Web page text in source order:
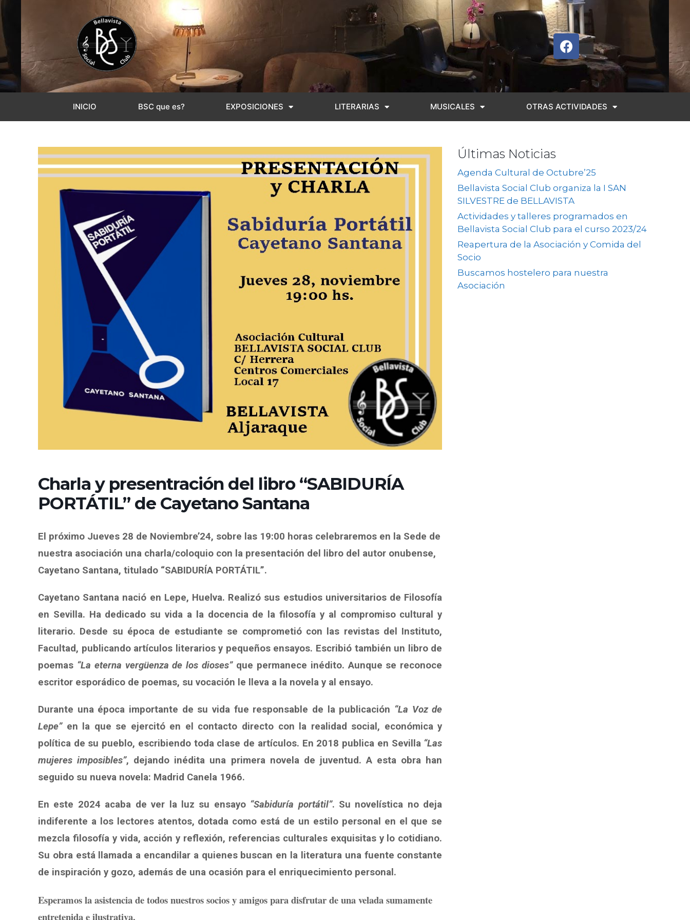
INICIO BSC que es? EXPOSICIONES LITERARIAS MUSICALES OTRAS ACTIVIDADES
Charla y presentración del libro “SABIDURÍA
PORTÁTIL” de Cayetano Santana
El próximo Jueves 28 de Noviembre’24, sobre las 19:00 horas celebraremos en la Sede de
nuestra asociación una charla/coloquio con la presentación del libro del autor onubense,
Cayetano Santana, titulado “SABIDURÍA PORTÁTIL”.
Cayetano Santana nació en Lepe, Huelva. Realizó sus estudios universitarios de Filosofía
en Sevilla. Ha dedicado su vida a la docencia de la filosofía y al compromiso cultural y
literario. Desde su época de estudiante se comprometió con las revistas del Instituto,
Facultad, publicando artículos literarios y pequeños ensayos. Escribió también un libro de
poemas “La eterna vergüenza de los dioses”que permanece inédito. Aunque se reconoce
escritor esporádico de poemas, su vocación le lleva a la novela y al ensayo.
Durante una época importante de su vida fue responsable de la publicación “La Voz de
Lepe”en la que se ejercitó en el contacto directo con la realidad social, económica y
política de su pueblo, escribiendo toda clase de artículos. En 2018 publica en Sevilla “Las
mujeres imposibles”, dejando inédita una primera novela de juventud. A esta obra han
seguido su nueva novela: Madrid Canela 1966.
En este 2024 acaba de ver la luz su ensayo “Sabiduría portátil”. Su novelística no deja
indiferente a los lectores atentos, dotada como está de un estilo personal en el que se
mezcla filosofía y vida, acción y reflexión, referencias culturales exquisitas y lo cotidiano.
Su obra está llamada a encandilar a quienes buscan en la literatura una fuente constante
de inspiración y gozo, además de una ocasión para el enriquecimiento personal.
Esperamos la asistencia de todos nuestros socios y amigos para disfrutar de una velada sumamente
entretenida e ilustrativa.
Últimas Noticias
Agenda Cultural de Octubre’25
Bellavista Social Club organiza la I SAN
SILVESTRE de BELLAVISTA
Actividades y talleres programados en
Bellavista Social Club para el curso 2023/24
Reapertura de la Asociación y Comida del
Socio
Buscamos hostelero para nuestra
Asociación